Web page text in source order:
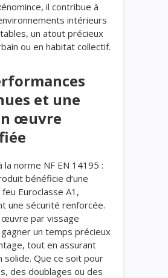
il contribue à
intérieurs
un atout précieux
ou en habitat collectif.
et une
œuvre
la norme NF EN 14195 :
bénéficie d’une
Euroclasse A1,
une sécurité renforcée.
œuvre par vissage
un temps précieux
tout en assurant
solide. Que ce soit pour
des doublages ou des